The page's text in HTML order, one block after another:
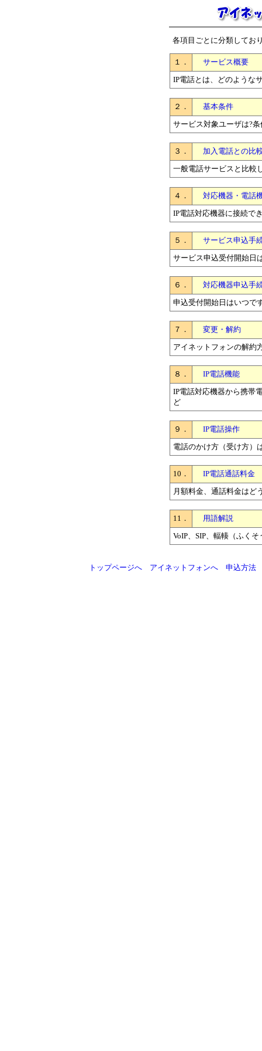
各項目ごとに分類してお
１．
サービス概要
IP電話とは、どのような
２．
基本条件
サービス対象ユーザは?
３．
加入電話との比
一般電話サービスと比
４．
対応機器・電話
IP電話対応機器に接続で
５．
サービス申込手
サービス申込受付開始
６．
対応機器申込手
申込受付開始日はいつ
７．
変更・解約
アイネットフォンの解
８．
IP電話機能
IP電話対応機器から携帯
ど
９．
IP電話操作
電話のかけ方（受け方
10．
IP電話通話料金
月額料金、通話料金は
11．
用語解説
VoIP、SIP、輻輳（ふく
トップページへ アイネットフォンへ 申込方法